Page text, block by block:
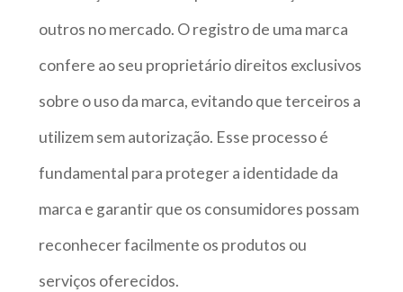
outros no mercado. O registro de uma marca
confere ao seu proprietário direitos exclusivos
sobre o uso da marca, evitando que terceiros a
utilizem sem autorização. Esse processo é
fundamental para proteger a identidade da
marca e garantir que os consumidores possam
reconhecer facilmente os produtos ou
serviços oferecidos.